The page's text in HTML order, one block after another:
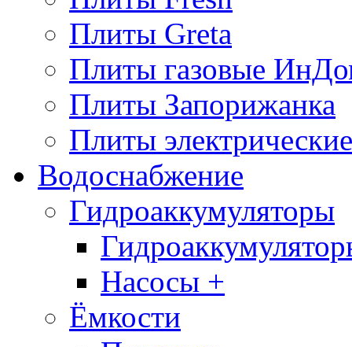
Плиты Greta
Плиты газовые
Плиты Запорижанка
Плиты
Водоснабжение
Гидроаккумуляторы
Насосы +
Ёмкости